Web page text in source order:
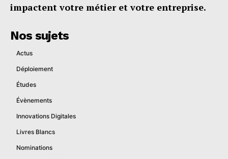
impactent votre métier et votre entreprise.
Nos sujets
Actus
Déploiement
Études
Évènements
Innovations Digitales
Livres Blancs
Nominations